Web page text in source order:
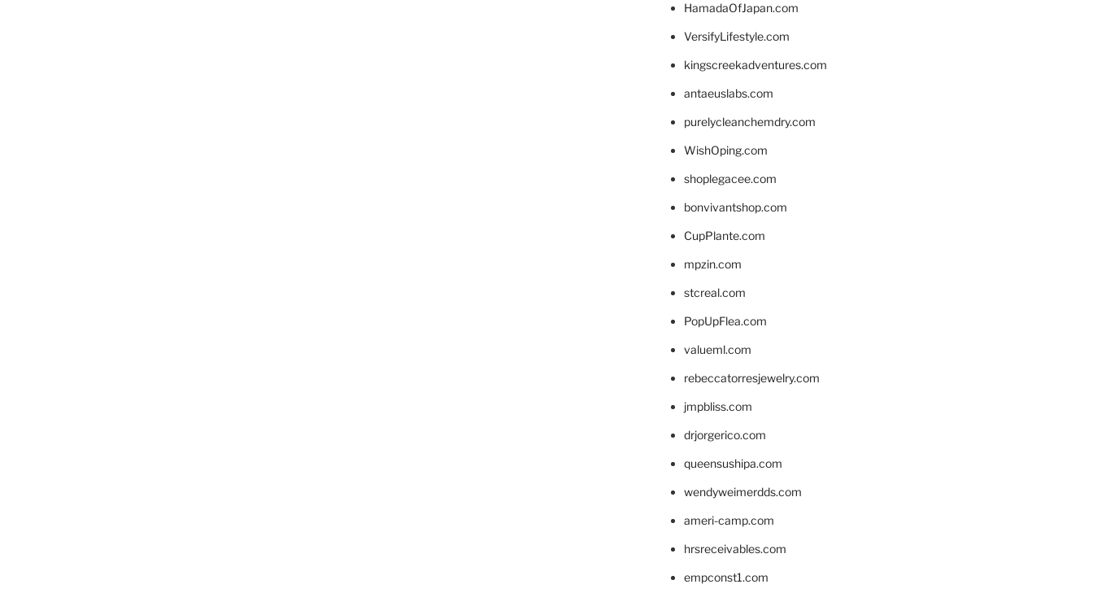
HamadaOfJapan.com
VersifyLifestyle.com
kingscreekadventures.com
antaeuslabs.com
purelycleanchemdry.com
WishOping.com
shoplegacee.com
bonvivantshop.com
CupPlante.com
mpzin.com
stcreal.com
PopUpFlea.com
valueml.com
rebeccatorresjewelry.com
jmpbliss.com
drjorgerico.com
queensushipa.com
wendyweimerdds.com
ameri-camp.com
hrsreceivables.com
empconst1.com